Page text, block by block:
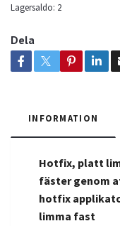
Lagersaldo: 2
Dela
INFORMATION
Hotfix, platt
fäster genom
hotfix
limma fast